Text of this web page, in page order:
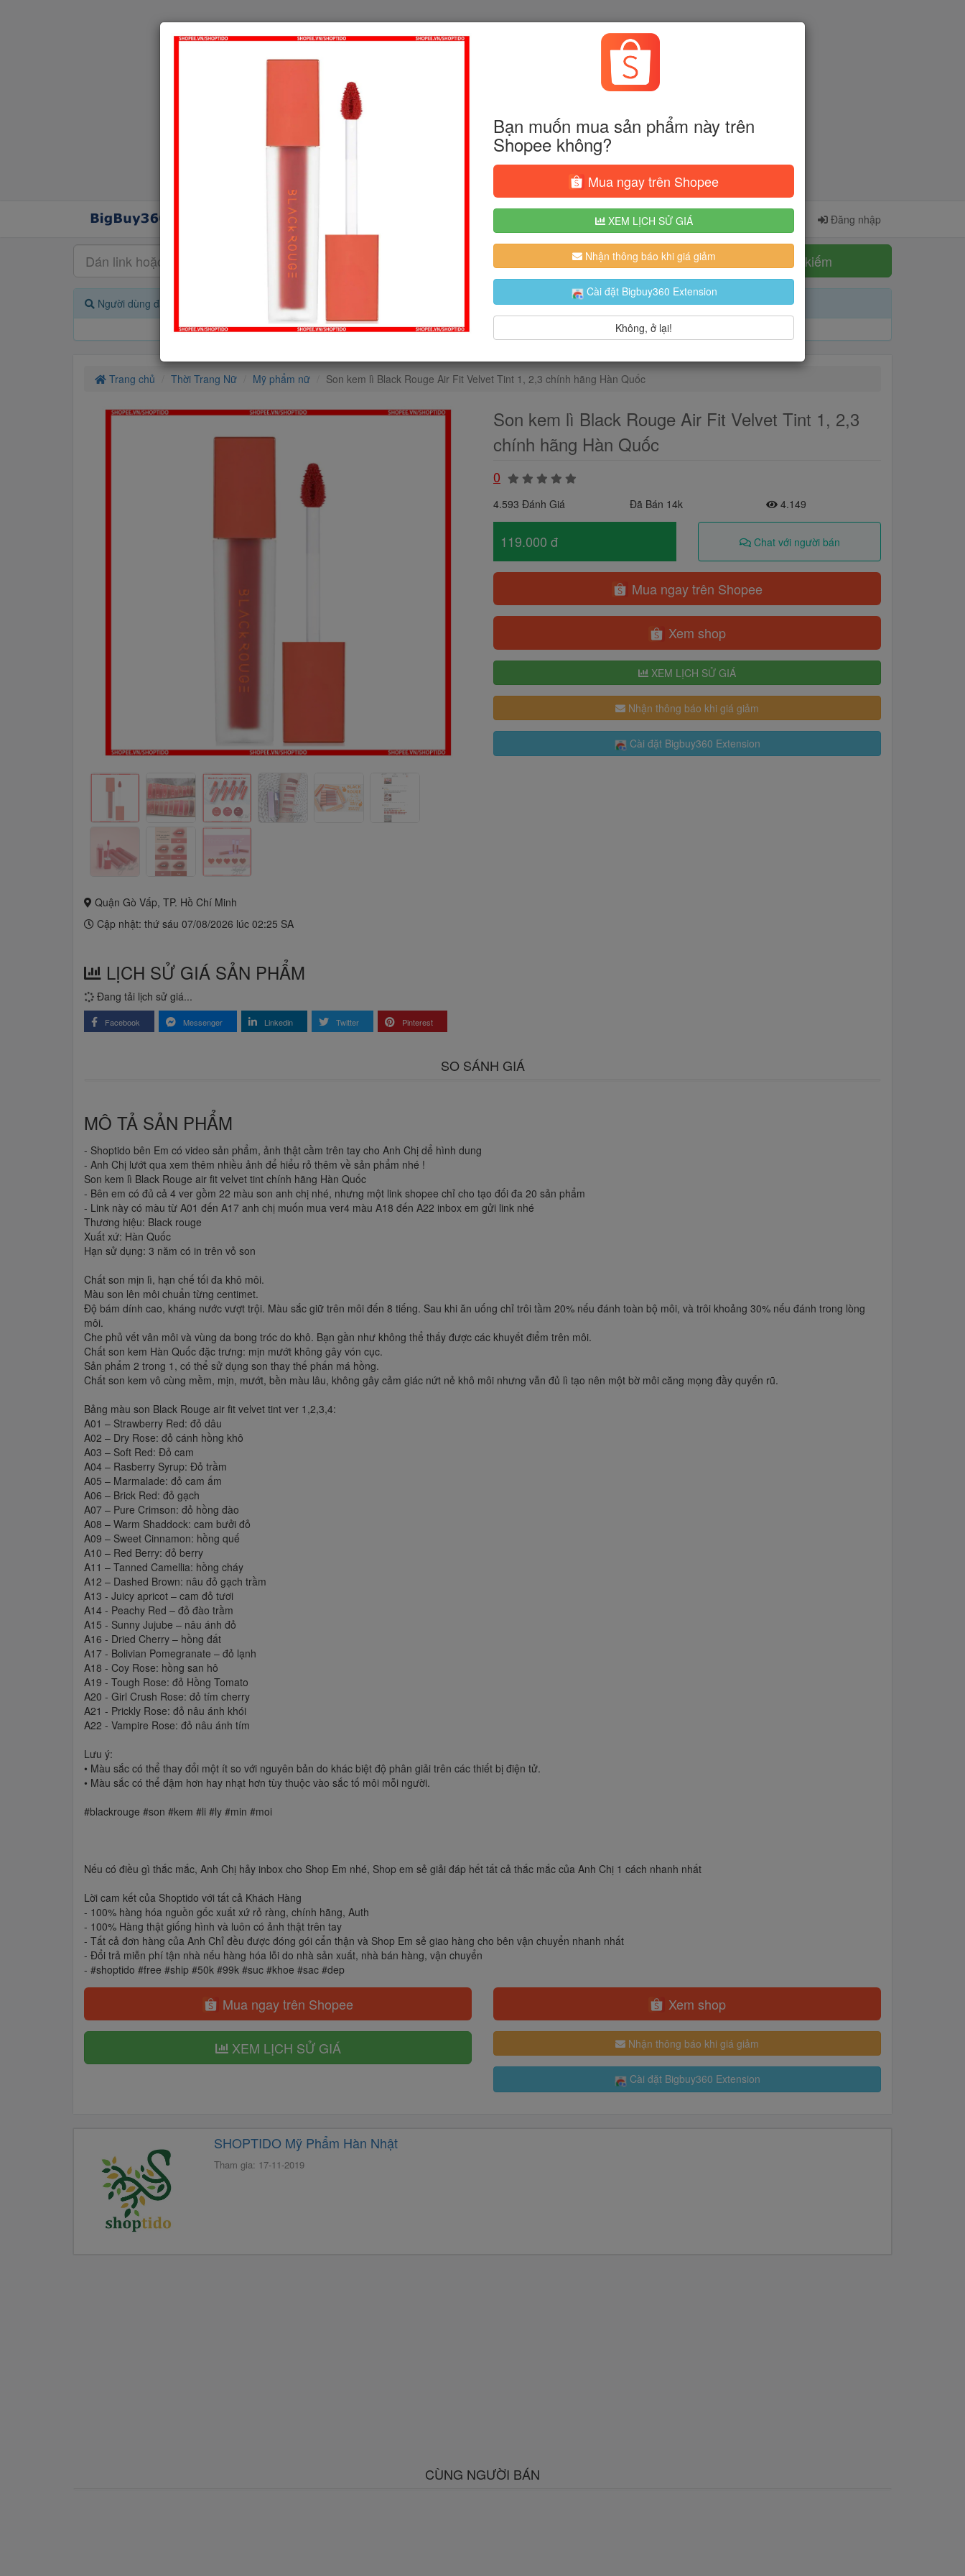
Cài đặt Extension Đăng nhập
Tìm kiếm
Người dùng đang quan tâm đến 🔥...
Trang chủ Thời Trang Nữ Mỹ phẩm nữ Son kem lì Black Rouge Air Fit Velvet Tint 1, 2,3 chính hãng Hàn Quốc
Son kem lì Black Rouge Air Fit Velvet Tint 1, 2,3
chính hãng Hàn Quốc
0
4.593 Đánh Giá Đã Bán 14k 4.149
119.000 đ Chat với người bán
Mua ngay trên Shopee
Xem shop
XEM LỊCH SỬ GIÁ
Nhận thông báo khi giá giảm
Cài đặt Bigbuy360 Extension
Quận Gò Vấp, TP. Hồ Chí Minh
Cập nhật: thứ sáu 07/08/2026 lúc 02:25 SA
LỊCH SỬ GIÁ SẢN PHẨM
Đang tải lịch sử giá...
Facebook Messenger Linkedin Twitter Pinterest
SO SÁNH GIÁ
MÔ TẢ SẢN PHẨM
- Shoptido bên Em có video sản phẩm, ảnh thật cầm trên tay cho Anh Chị dể hình dung
- Anh Chị lướt qua xem thêm nhiều ảnh để hiểu rỏ thêm về sản phẩm nhé !
Son kem lì Black Rouge air fit velvet tint chính hãng Hàn Quốc
- Bên em có đủ cả 4 ver gồm 22 màu son anh chị nhé, nhưng một link shopee chỉ cho tạo đối đa 20 sản phẩm
- Link này có màu từ A01 đến A17 anh chị muốn mua ver4 màu A18 đến A22 inbox em gửi link nhé
Thương hiệu: Black rouge
Xuất xứ: Hàn Quốc
Hạn sử dụng: 3 năm có in trên vỏ son
Chất son mịn lì, hạn chế tối đa khô môi.
Màu son lên môi chuẩn từng centimet.
Độ bám dính cao, kháng nước vượt trội. Màu sắc giữ trên môi đến 8 tiếng. Sau khi ăn uống chỉ trôi tầm 20% nếu đánh toàn bộ môi, và trôi khoảng 30% nếu đánh trong lòng
môi.
Che phủ vết vân môi và vùng da bong tróc do khô. Bạn gần như không thể thấy được các khuyết điểm trên môi.
Chất son kem Hàn Quốc đặc trưng: mịn mướt không gây vón cục.
Sản phẩm 2 trong 1, có thể sử dụng son thay thế phấn má hồng.
Chất son kem vô cùng mềm, mịn, mướt, bền màu lâu, không gây cảm giác nứt nẻ khô môi nhưng vẫn đủ lì tạo nên một bờ môi căng mọng đầy quyến rũ.
Bảng màu son Black Rouge air fit velvet tint ver 1,2,3,4:
A01 – Strawberry Red: đỏ dâu
A02 – Dry Rose: đỏ cánh hồng khô
A03 – Soft Red: Đỏ cam
A04 – Rasberry Syrup: Đỏ trầm
A05 – Marmalade: đỏ cam ấm
A06 – Brick Red: đỏ gạch
A07 – Pure Crimson: đỏ hồng đào
A08 – Warm Shaddock: cam bưởi đỏ
A09 – Sweet Cinnamon: hồng quế
A10 – Red Berry: đỏ berry
A11 – Tanned Camellia: hồng cháy
A12 – Dashed Brown: nâu đỏ gạch trầm
A13 - Juicy apricot – cam đỏ tươi
A14 - Peachy Red – đỏ đào trầm
A15 - Sunny Jujube – nâu ánh đỏ
A16 - Dried Cherry – hồng đất
A17 - Bolivian Pomegranate – đỏ lạnh
A18 - Coy Rose: hồng san hô
A19 - Tough Rose: đỏ Hồng Tomato
A20 - Girl Crush Rose: đỏ tím cherry
A21 - Prickly Rose: đỏ nâu ánh khói
A22 - Vampire Rose: đỏ nâu ánh tím
Lưu ý:
• Màu sắc có thể thay đổi một ít so với nguyên bản do khác biệt độ phân giải trên các thiết bị điện tử.
• Màu sắc có thể đậm hơn hay nhạt hơn tùy thuộc vào sắc tố môi mỗi người.
#blackrouge #son #kem #li #ly #min #moi
Nếu có điều gì thắc mắc, Anh Chị hảy inbox cho Shop Em nhé, Shop em sẻ giải đáp hết tất cả thắc mắc của Anh Chị 1 cách nhanh nhất
Lời cam kết của Shoptido với tất cả Khách Hàng
- 100% hàng hóa nguồn gốc xuất xứ rỏ ràng, chính hãng, Auth
- 100% Hàng thật giống hình và luôn có ảnh thật trên tay
- Tất cả đơn hàng của Anh Chỉ đều được đóng gói cẩn thận và Shop Em sẻ giao hàng cho bên vận chuyển nhanh nhất
- Đổi trả miễn phí tận nhà nếu hàng hóa lỗi do nhà sản xuất, nhà bán hàng, vận chuyển
- #shoptido #free #ship #50k #99k #suc #khoe #sac #dep
Mua ngay trên Shopee Xem shop
XEM LỊCH SỬ GIÁ Nhận thông báo khi giá giảm
Cài đặt Bigbuy360 Extension
SHOPTIDO Mỹ Phẩm Hàn Nhật
Tham gia: 17-11-2019
CÙNG NGƯỜI BÁN
Bạn muốn mua sản phẩm này trên
Shopee không?
Mua ngay trên Shopee
XEM LỊCH SỬ GIÁ
Nhận thông báo khi giá giảm
Cài đặt Bigbuy360 Extension
Không, ở lại!